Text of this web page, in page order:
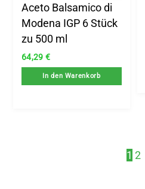
Aceto Balsamico di
Modena IGP 6 Stück
zu 500 ml
64,29 €
In den Warenkorb
1 2